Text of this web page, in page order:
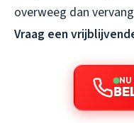
overweeg dan
Vraag een
NU